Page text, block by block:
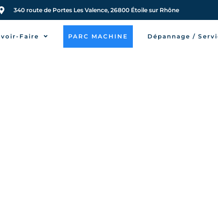
340 route de Portes Les Valence, 26800 Étoile sur Rhône
Faire PARC MACHINE Dépannage /